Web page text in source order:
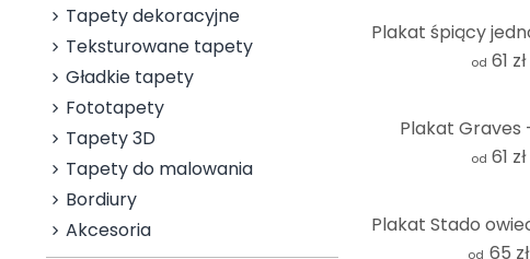
Tapety dekoracyjne
Teksturowane tapety
Gładkie tapety
Fototapety
Tapety 3D
Tapety do malowania
Bordiury
Akcesoria
od 61 zł
Plakat Graves
od 61 zł
od 65 zł